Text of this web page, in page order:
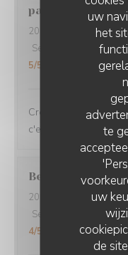
uw
het
te
uw
de
pascal
2026-08-03
- 12:00 -
Service
5/5
Crevettes
c'est super !
Bernadette D
2026-08-05
- 12:00 -
Service
4/5